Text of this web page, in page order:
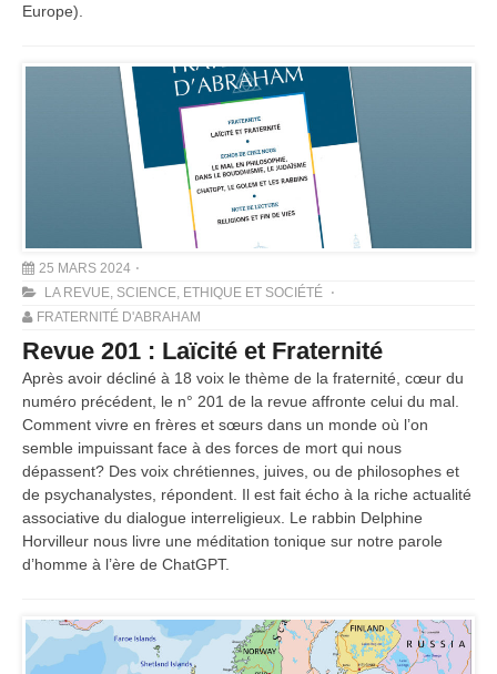
Europe).
25 MARS 2024
LA REVUE, SCIENCE, ETHIQUE ET SOCIÉTÉ
FRATERNITÉ D'ABRAHAM
Revue 201 : Laïcité et Fraternité
Après avoir décliné à 18 voix le thème de la fraternité, cœur du
numéro précédent, le n° 201 de la revue affronte celui du mal.
Comment vivre en frères et sœurs dans un monde où l’on
semble impuissant face à des forces de mort qui nous
dépassent? Des voix chrétiennes, juives, ou de philosophes et
de psychanalystes, répondent. Il est fait écho à la riche actualité
associative du dialogue interreligieux. Le rabbin Delphine
Horvilleur nous livre une méditation tonique sur notre parole
d’homme à l’ère de ChatGPT.